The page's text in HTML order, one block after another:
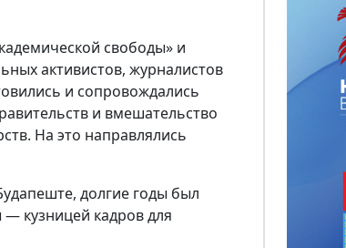
свободы» и
активистов, журналистов
и сопровождались
и вмешательство
На это направлялись
долгие годы был
кузницей кадров для